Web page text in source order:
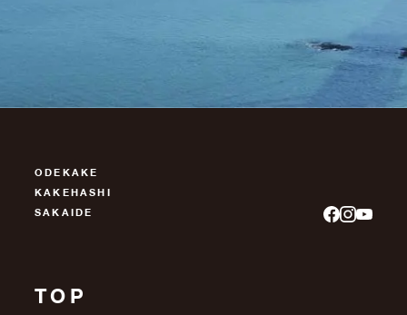
ODEKAKE
KAKEHASHI
SAKAIDE
TOP